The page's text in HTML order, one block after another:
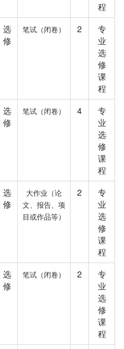
程
选
修
笔试（闭卷） 2
专
业
选
修
课
程
选
修
笔试（闭卷） 4
专
业
选
修
课
程
选
修
大作业（论
文、报告、项
目或作品等）
2
专
业
选
修
课
程
选
修
笔试（闭卷） 2
专
业
选
修
课
程